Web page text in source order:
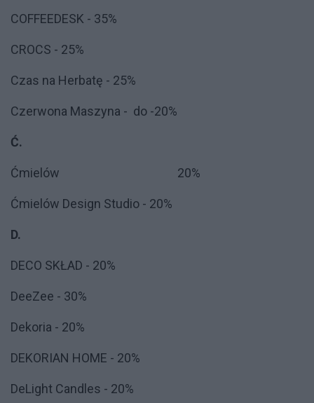
COFFEEDESK - 35%
CROCS - 25%
Czas na Herbatę - 25%
Czerwona Maszyna - do -20%
Ć.
Ćmielów 20%
Ćmielów Design Studio - 20%
D.
DECO SKŁAD - 20%
DeeZee - 30%
Dekoria - 20%
DEKORIAN HOME - 20%
DeLight Candles - 20%